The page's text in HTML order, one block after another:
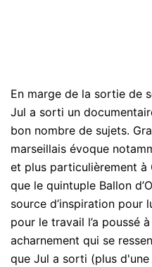
En marge de la sortie de
Jul a sorti un
bon nombre de sujets.
marseillais évoque
et plus particulièrement à
que le quintuple Ballon
source d’inspiration pour
pour le travail l’a poussé
acharnement qui se
que Jul a sorti (plus d'une